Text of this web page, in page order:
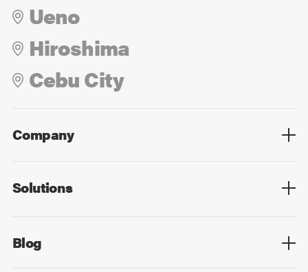
Ueno
Hiroshima
Cebu City
Company
Solutions
Blog